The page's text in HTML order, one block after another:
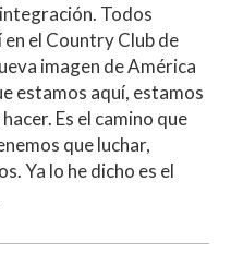
Todos
el Country Club de
imagen de América
estamos aquí, estamos
Es el camino que
que luchar,
Ya lo he dicho es el